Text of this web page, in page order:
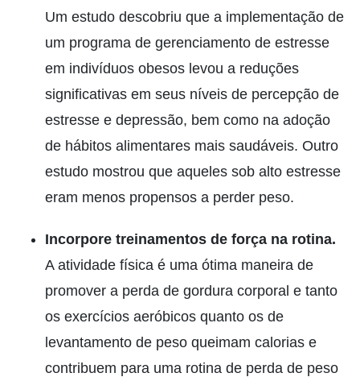
Um estudo descobriu que a implementação de
um programa de gerenciamento de estresse
em indivíduos obesos levou a reduções
significativas em seus níveis de percepção de
estresse e depressão, bem como na adoção
de hábitos alimentares mais saudáveis. Outro
estudo mostrou que aqueles sob alto estresse
eram menos propensos a perder peso.
Incorpore treinamentos de força na rotina.
A atividade física é uma ótima maneira de
promover a perda de gordura corporal e tanto
os exercícios aeróbicos quanto os de
levantamento de peso queimam calorias e
contribuem para uma rotina de perda de peso